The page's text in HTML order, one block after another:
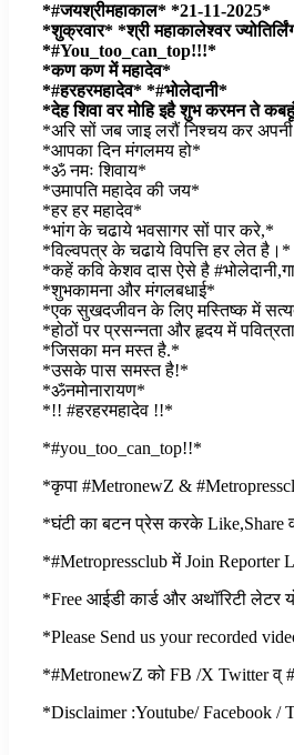
*#जयश्रीमहाकाल* *21-11-2025*
*शुक्रवार* *श्री महाकालेश्वर
*#You_too_can_top!!!*
*कण कण में महादेव*
*#हरहरमहादेव* *#भोलेदानी*
*देह शिवा वर मोहि इहै शुभ करमन ते
*अरि सों जब जाइ लरौं निश्चय कर
*आपका दिन मंगलमय हो*
*ॐ नमः शिवाय*
*उमापति महादेव की जय*
*हर हर महादेव*
*भांग के चढाये भवसागर सों पार करे,*
*विल्वपत्र के चढाये विपत्ति हर लेत है।*
*कहें कवि केशव दास ऐसे है
*शुभकामना और मंगलबधाई*
*एक सुखदजीवन के लिए मस्तिष्क में
*होठों पर प्रसन्नता और हृदय में
*जिसका मन मस्त है.*
*उसके पास समस्त है!*
*ॐनमोनारायण*
*!! #हरहरमहादेव !!*
*#you_too_can_top!!*
*कृपा #MetronewZ &
*घंटी का बटन प्रेस करके Like,Share
*#Metropressclub में Join
*Free आईडी कार्ड और अथॉरिटी लेटर
*Please Send us your recorded
*#MetronewZ को FB /X Twitter व्
*Disclaimer :Youtube/ Facebook /